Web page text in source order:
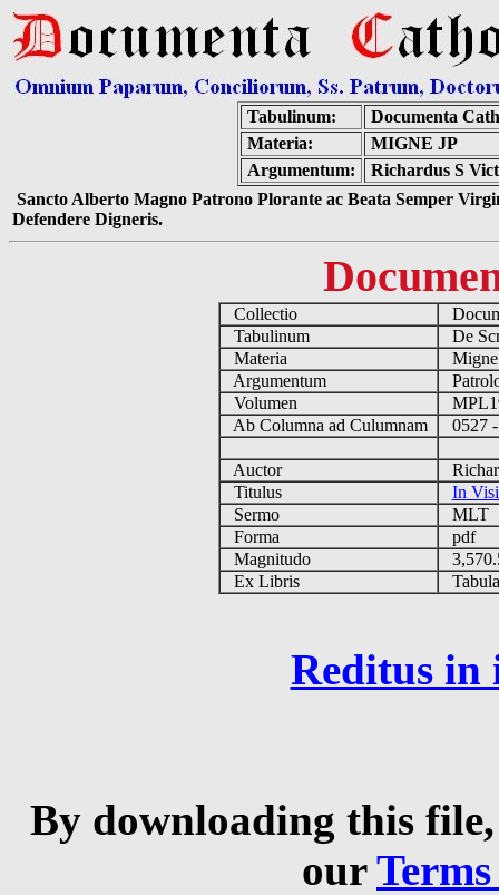
Tabulinum:
Documenta
Materia:
MIGNE JP
Argumentum:
Richardus S
Sancto Alberto Magno Patrono Plorante ac Beata Semper
Defendere Digneris.
Collectio
Tabulinum
De
Materia
Argumentum
Volumen
Ab Columna ad Culumnam
0527
Auctor
Titulus
In
Sermo
MLT
Forma
pdf
Magnitudo
Ex Libris
Reditus in
By downloading this
our